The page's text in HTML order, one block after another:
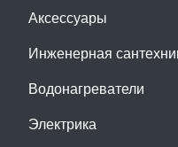
Аксессуары
Инженерная
Водонагреватели
Электрика